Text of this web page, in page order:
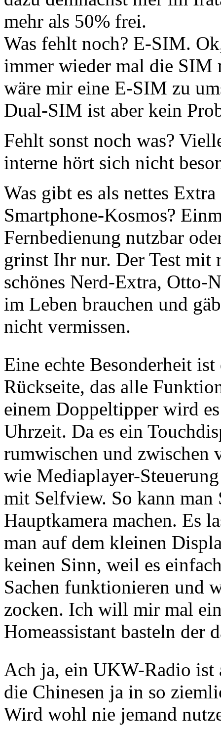
mehr als 50% frei.
Was fehlt noch? E-SIM.
immer wieder mal die SIM
wäre mir eine E-SIM zu
Dual-SIM ist aber kein
Fehlt sonst noch was?
interne hört sich nicht
Was gibt es als nettes
Smartphone-Kosmos?
Fernbedienung nutzbar
grinst Ihr nur. Der Test mit
schönes Nerd-Extra, Otto-
im Leben brauchen und
nicht vermissen.
Eine echte Besonderheit
Rückseite, das alle
einem Doppeltipper wird
Uhrzeit. Da es ein
rumwischen und zwischen
wie Mediaplayer-
mit Selfview. So kann man
Hauptkamera machen. Es
man auf dem kleinen
keinen Sinn, weil es
Sachen funktionieren und
zocken. Ich will mir mal
Homeassistant basteln der
Ach ja, ein UKW-Radio ist
die Chinesen ja in so
Wird wohl nie jemand